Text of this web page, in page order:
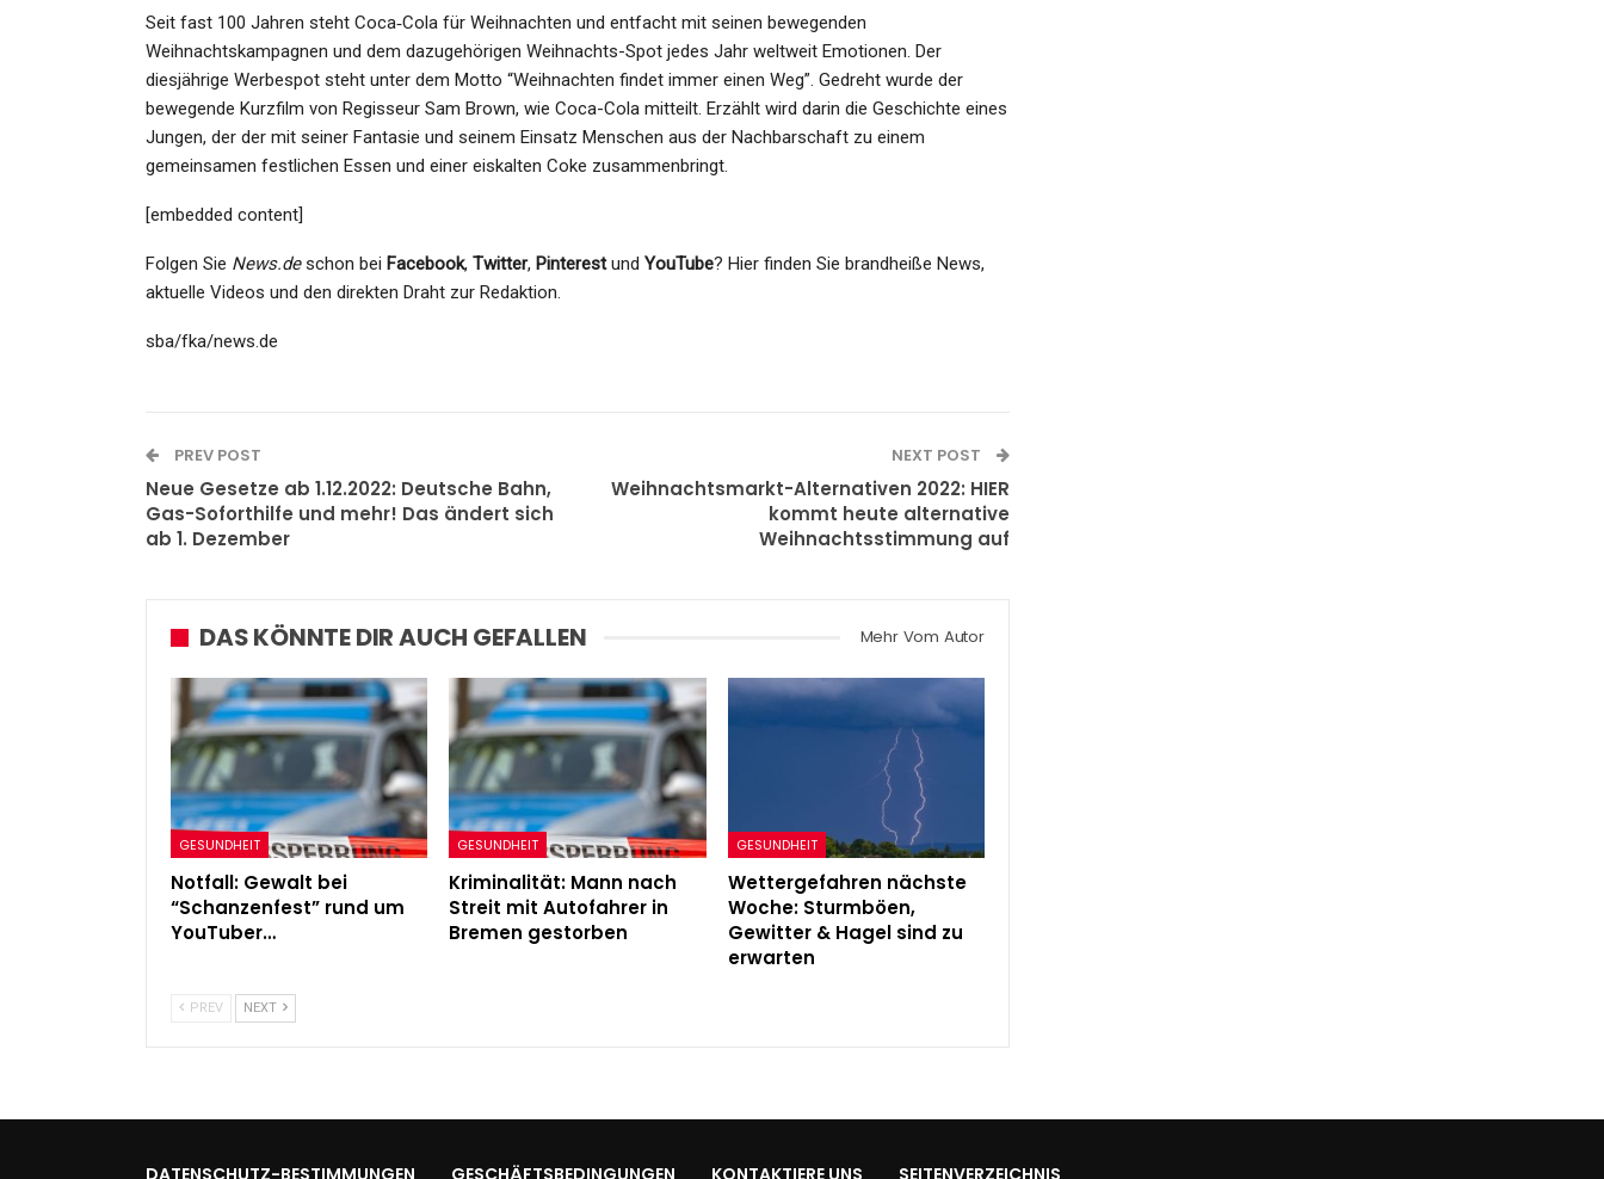
Seit fast 100 Jahren steht Coca‑Cola für Weihnachten und entfacht mit seinen bewegenden
Weihnachtskampagnen und dem dazugehörigen Weihnachts-Spot jedes Jahr weltweit Emotionen. Der
diesjährige Werbespot steht unter dem Motto “Weihnachten findet immer einen Weg”. Gedreht wurde der
bewegende Kurzfilm von Regisseur Sam Brown, wie Coca-Cola mitteilt. Erzählt wird darin die Geschichte eines
Jungen, der der mit seiner Fantasie und seinem Einsatz Menschen aus der Nachbarschaft zu einem
gemeinsamen festlichen Essen und einer eiskalten Coke zusammenbringt.
[embedded content]
Folgen Sie News.deschon bei Facebook, Twitter, Pinterestund YouTube? Hier finden Sie brandheiße News,
aktuelle Videos und den direkten Draht zur Redaktion.
sba/fka/news.de
PREV POST
Neue Gesetze ab 1.12.2022: Deutsche Bahn,
Gas-Soforthilfe und mehr! Das ändert sich
ab 1. Dezember
NEXT POST
Weihnachtsmarkt-Alternativen 2022: HIER
kommt heute alternative
Weihnachtsstimmung auf
DAS KÖNNTE DIR AUCH GEFALLEN Mehr Vom Autor
GESUNDHEIT
Notfall: Gewalt bei
“Schanzenfest” rund um
YouTuber…
GESUNDHEIT
Kriminalität: Mann nach
Streit mit Autofahrer in
Bremen gestorben
GESUNDHEIT
Wettergefahren nächste
Woche: Sturmböen,
Gewitter & Hagel sind zu
erwarten
PREV NEXT
DATENSCHUTZ-BESTIMMUNGEN GESCHÄFTSBEDINGUNGEN KONTAKTIERE UNS SEITENVERZEICHNIS